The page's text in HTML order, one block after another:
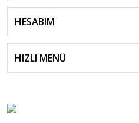
HESABIM
HIZLI MENÜ